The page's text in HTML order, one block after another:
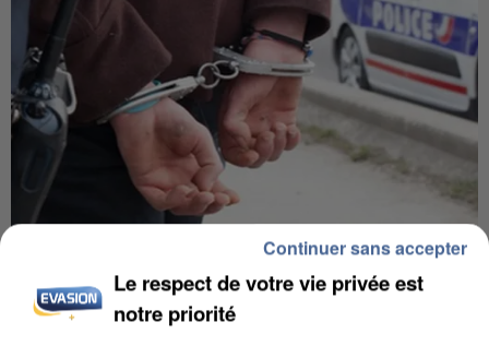
INTERPELLÉ EN ALGÉRIE
Le respect de votre vie privée est
notre priorité
Continuer sans accepter